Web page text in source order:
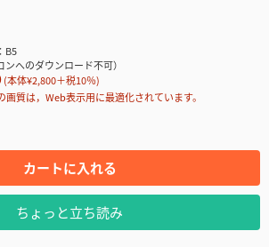
B5
ンへのダウンロード不可）
(本体¥2,800＋税10％)
画質は，Web表示用に最適化されています。
カートに入れる
ちょっと立ち読み